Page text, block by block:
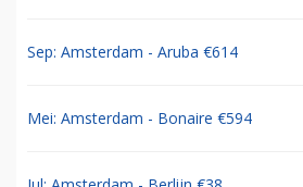
Sep: Amsterdam - Aruba €614
Mei: Amsterdam - Bonaire €594